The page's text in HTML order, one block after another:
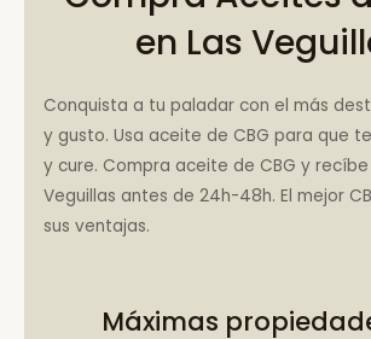
en Las
Conquista a tu paladar con el más
y gusto. Usa aceite de CBG para que
y cure. Compra aceite de CBG y recíbe
Veguillas antes de 24h-48h. El mejor
sus ventajas.
Máximas